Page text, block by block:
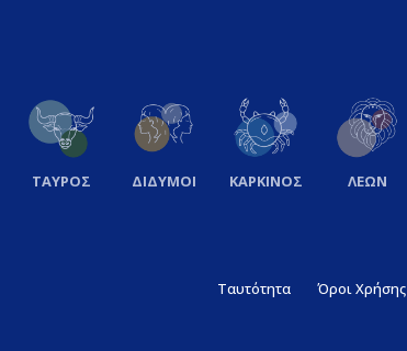
ΤΑΥΡΟΣ ΔΙΔΥΜΟΙ ΚΑΡΚΙΝΟΣ ΛΕΩΝ
Ταυτότητα Όροι Χρήσης